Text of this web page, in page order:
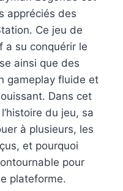
appréciés des
Ce jeu de
a su conquérir le
ainsi que des
gameplay fluide et
Dans cet
du jeu, sa
à plusieurs, les
et pourquoi
pour
plateforme.